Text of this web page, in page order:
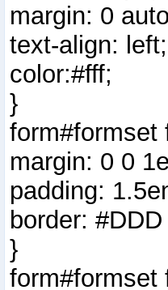
margin: 0
text-align: left;
color:#fff;
}
form#formset
margin: 0 0
padding:
border:
}
form#formset